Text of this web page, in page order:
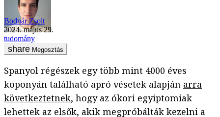
Bodnár Zsolt
2024. május 29.
tudomány
Megosztás
Spanyol régészek egy több mint 4000 éves
koponyán található apró vésetek alapján arra
következtetnek, hogy az ókori egyiptomiak
lehettek az elsők, akik megpróbálták kezelni a